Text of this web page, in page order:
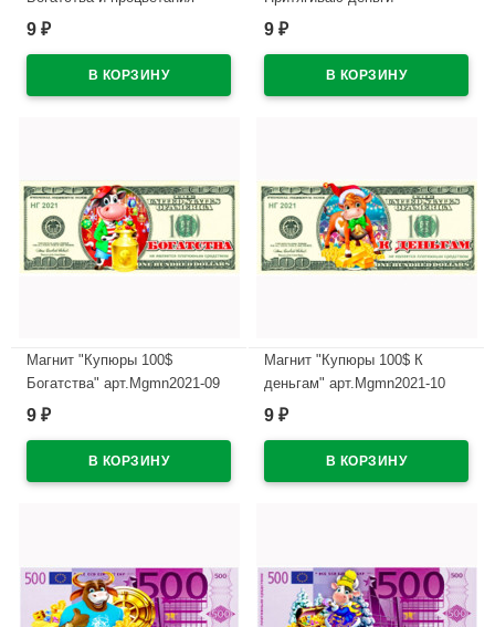
арт.Mgmn2021-07
9 ₽
арт.Mgmn2021-08
9 ₽
Магнит "Купюры 100$
Богатства" арт.Mgmn2021-09
9 ₽
Магнит "Купюры 100$ К
деньгам" арт.Mgmn2021-10
9 ₽